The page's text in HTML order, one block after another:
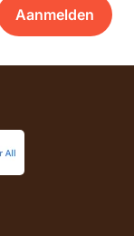
Aanmelden